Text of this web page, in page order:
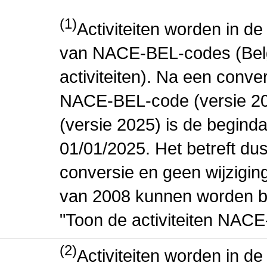
(1)Activiteiten worden in
van NACE-BEL-codes
activiteiten). Na een
NACE-BEL-code (versie
(versie 2025) is de
01/01/2025. Het betreft
conversie en geen
van 2008 kunnen worden
"Toon de activiteiten
(2)Activiteiten worden in